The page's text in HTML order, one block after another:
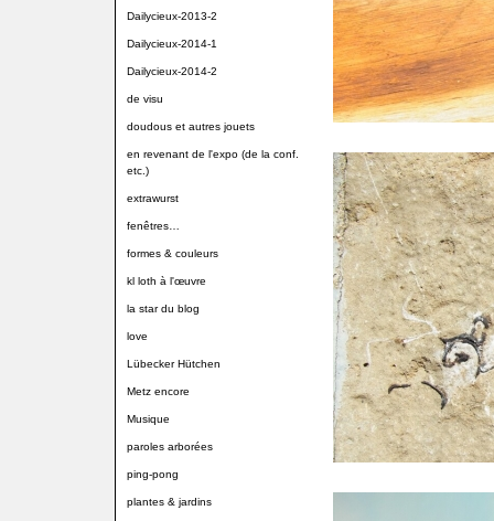
Dailycieux-2013-2
Dailycieux-2014-1
Dailycieux-2014-2
de visu
doudous et autres jouets
en revenant de l'expo (de la conf.
etc.)
extrawurst
fenêtres…
formes & couleurs
kl loth à l'œuvre
la star du blog
love
Lübecker Hütchen
Metz encore
Musique
paroles arborées
ping-pong
plantes & jardins